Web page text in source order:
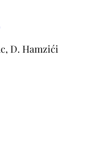
D. Hamzići